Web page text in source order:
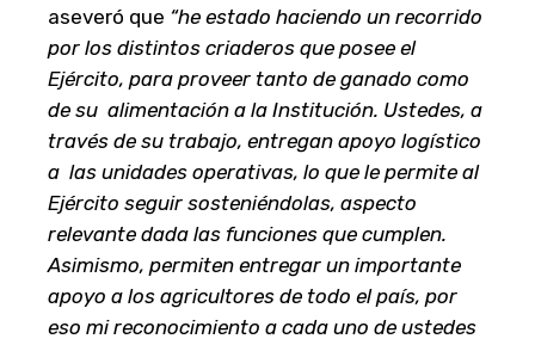
aseveró que “he estado haciendo un recorrido
por los distintos criaderos que posee el
Ejército, para proveer tanto de ganado como
de su alimentación a la Institución. Ustedes, a
través de su trabajo, entregan apoyo logístico
a las unidades operativas, lo que le permite al
Ejército seguir sosteniéndolas, aspecto
relevante dada las funciones que cumplen.
Asimismo, permiten entregar un importante
apoyo a los agricultores de todo el país, por
eso mi reconocimiento a cada uno de ustedes